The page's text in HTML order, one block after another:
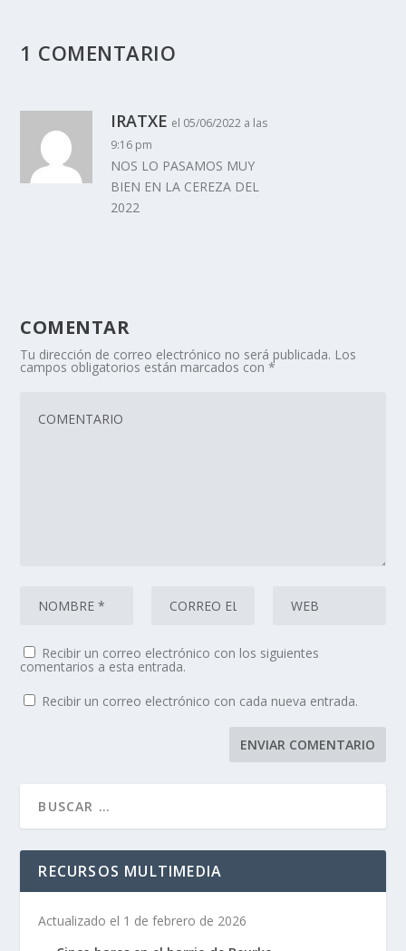
1 COMENTARIO
IRATXE el 05/06/2022 a las
9:16 pm
NOS LO PASAMOS MUY
BIEN EN LA CEREZA DEL
2022
COMENTAR
Tu dirección de correo electrónico no será publicada. Los
campos obligatorios están marcados con*
Recibir un correo electrónico con los siguientes
comentarios a esta entrada.
Recibir un correo electrónico con cada nueva entrada.
RECURSOS MULTIMEDIA
Actualizado el 1 de febrero de 2026